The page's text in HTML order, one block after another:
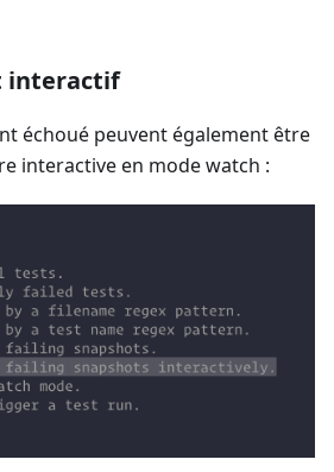
interactif
échoué peuvent également être
interactive en mode watch :